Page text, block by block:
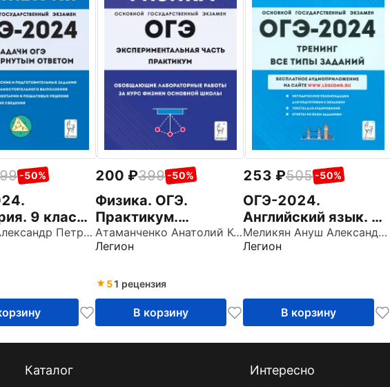
-50%
9 класс.
с
Дремов Александр Петрович
200 399 -50%
Физика. ОГЭ.
Практикум.
Обобщающие
лабораторные
физики основной
школы
Атаманченко Анатолий Кузьмич
Легион
51 рецензия
В корзину
253 505 -50%
ОГЭ-2024.
Английский язык. 9-
й класс. Тренинг.
Все типы заданий
Меликян Ануш Александровна
Легион
В корзину
Каталог
Интересно